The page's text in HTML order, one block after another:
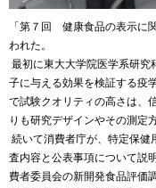
「第７回 健康食品の表示に
われた。
最初に東大大学院医学系研究
子に与える効果を検証する疫
で試験クオリティの高さは、
りも研究デザインやその測定
続いて消費者庁が、特定保健
査内容と公表事項について説
費者委員会の新開発食品評価